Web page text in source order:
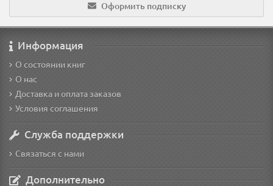
Оформить подписку
Информация
О состоянии книг
О нас
Доставка и оплата заказов
Условия соглашения
Служба поддержки
Связаться с нами
Дополнительно